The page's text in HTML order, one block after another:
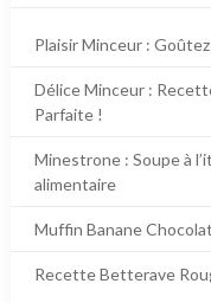
Plaisir Minceur :
Délice Minceur :
Parfaite !
Minestrone : Soupe à
alimentaire
Muffin Banane
Recette Betterave